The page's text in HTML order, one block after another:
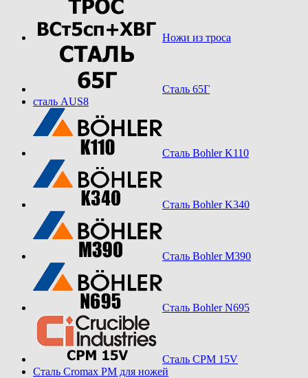
Ножи из троса
Сталь 65Г
сталь AUS8
Сталь Bohler K110
Сталь Bohler K340
Сталь Bohler M390
Сталь Bohler N695
Сталь CPM 15V
Сталь Cromax PM для ножей